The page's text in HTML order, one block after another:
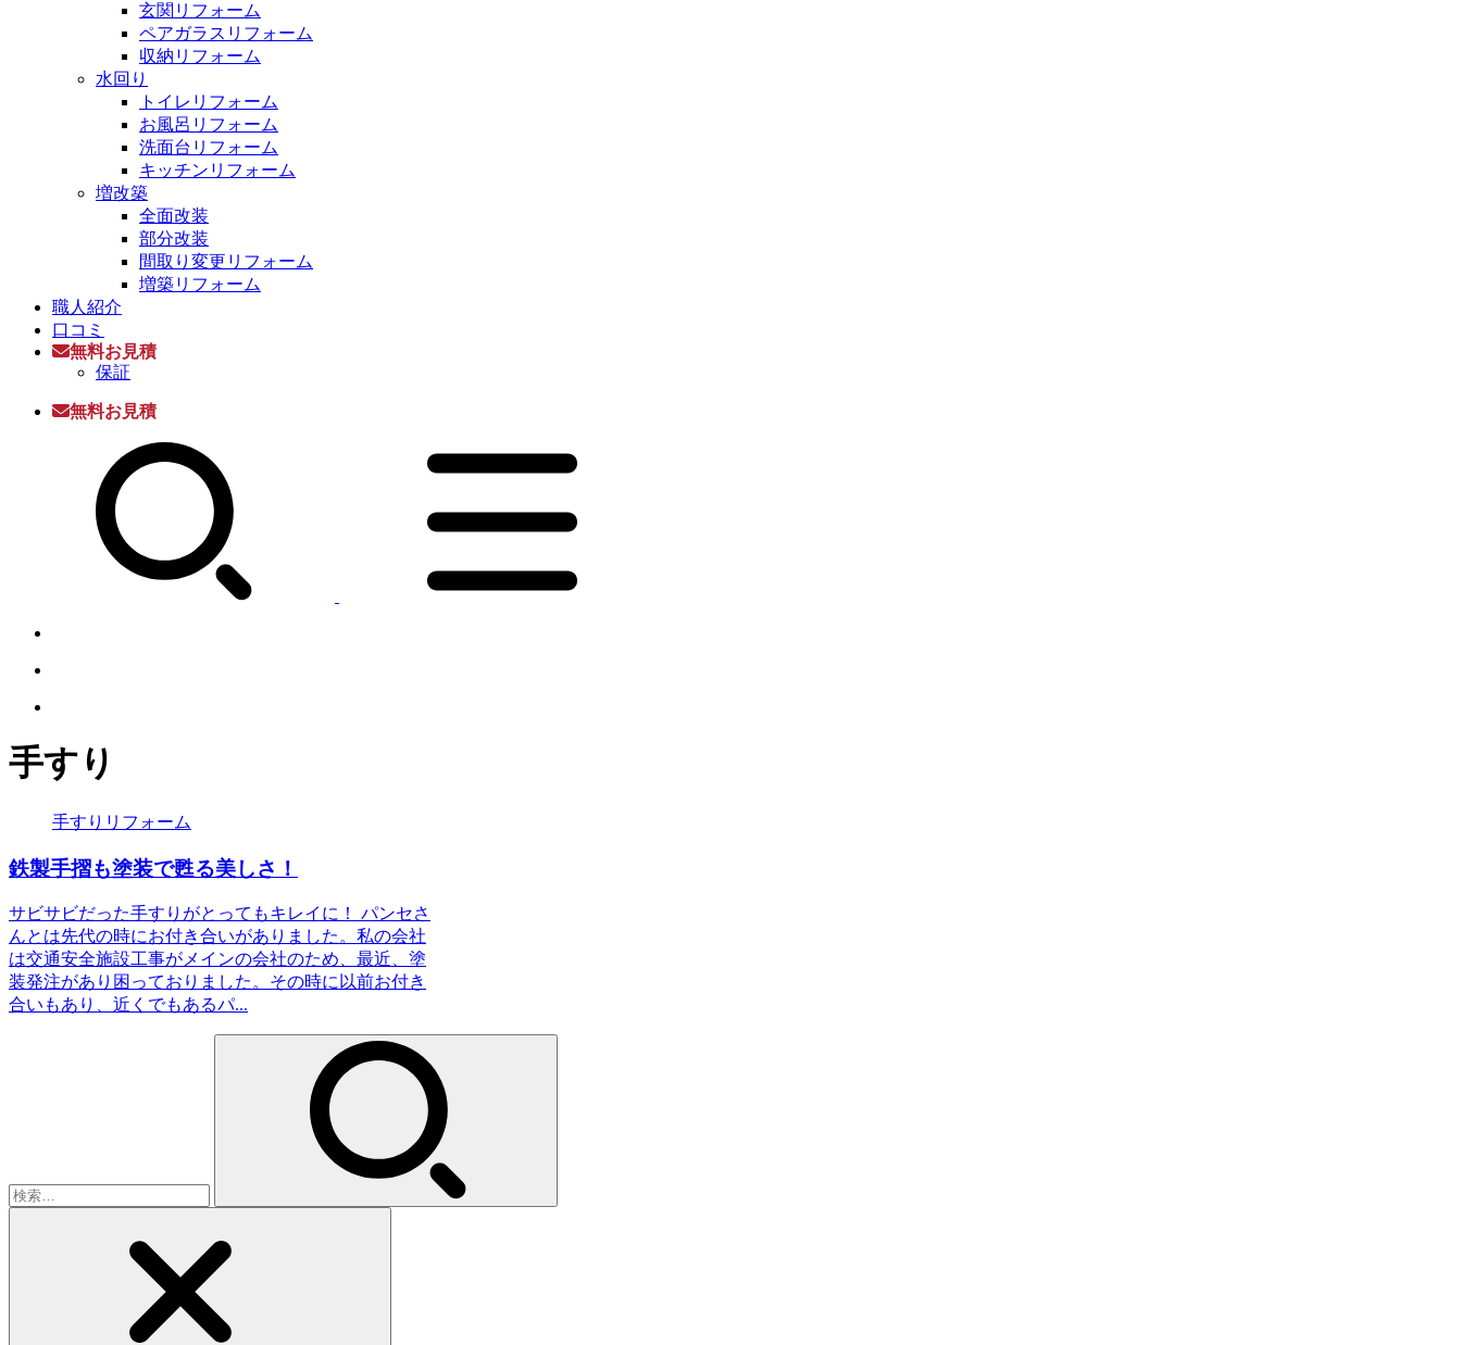
玄関リフォーム
ペアガラスリフォーム
収納リフォーム
水回り
トイレリフォーム
お風呂リフォーム
洗面台リフォーム
キッチンリフォーム
増改築
全面改装
部分改装
間取り変更リフォーム
増築リフォーム
職人紹介
口コミ
無料お見積
保証
無料お見積
手すり
手すりリフォーム
鉄製手摺も塗装で甦る美しさ！
サビサビだった手すりがとってもキレイに！ パンセさ
んとは先代の時にお付き合いがありました。私の会社
は交通安全施設工事がメインの会社のため、最近、塗
装発注があり困っておりました。その時に以前お付き
合いもあり、近くでもあるパ...